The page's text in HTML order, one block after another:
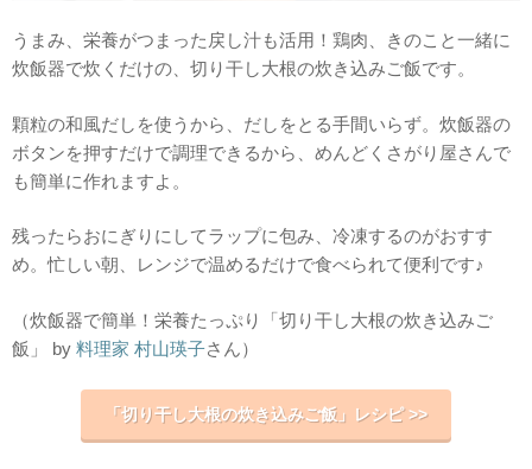
うまみ、栄養がつまった戻し汁も活用！鶏肉、きのこと一緒に
炊飯器で炊くだけの、切り干し大根の炊き込みご飯です。
顆粒の和風だしを使うから、だしをとる手間いらず。炊飯器の
ボタンを押すだけで調理できるから、めんどくさがり屋さんで
も簡単に作れますよ。
残ったらおにぎりにしてラップに包み、冷凍するのがおすす
め。忙しい朝、レンジで温めるだけで食べられて便利です♪
（炊飯器で簡単！栄養たっぷり「切り干し大根の炊き込みご
飯」 by 料理家 村山瑛子さん）
「切り干し大根の炊き込みご飯」レシピ >>